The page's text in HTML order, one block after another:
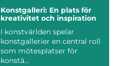
Konstgalleri: En plats för
kreativitet och inspiration
I konstvärlden spelar
konstgallerier en central roll
som mötesplatser för
konstä...